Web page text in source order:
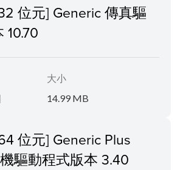
位元] Generic 傳真驅
10.70
大小
14.99 MB
位元] Generic Plus
驅動程式版本 3.40